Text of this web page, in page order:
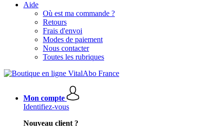
Aide
Où est ma commande ?
Retours
Frais d'envoi
Modes de paiement
Nous contacter
Toutes les rubriques
Mon compte
Identifiez-vous
Nouveau client ?